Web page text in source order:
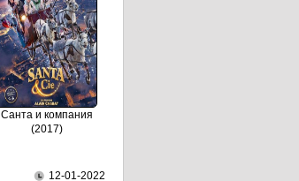
Санта и компания
(2017)
12-01-2022